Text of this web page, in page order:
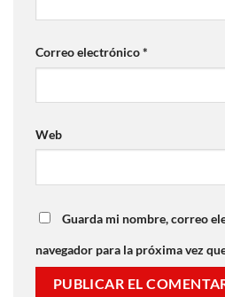
Correo electrónico*
Web
Guarda mi nombre, correo
navegador para la próxima vez